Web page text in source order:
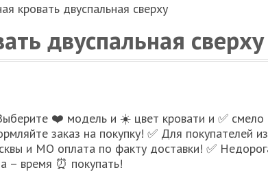
кровать двуспальная сверху
двуспальная сверху
❤️ модель и ☀️ цвет кровати и ✅ смело
заказ на покупку! ✅ Для покупателей из
и МО оплата по факту доставки! ✅
– время ⏰ покупать!